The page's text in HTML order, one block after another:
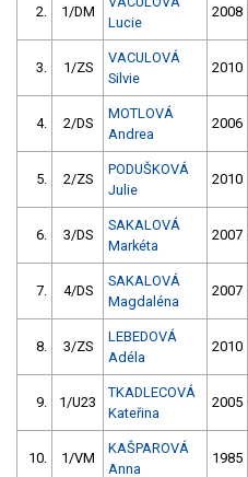
2. 1/DM
Lucie
2008
3. 1/ZS
VACULOVÁ
Silvie
2010
4. 2/DS
MOTLOVÁ
Andrea
2006
5. 2/ZS
PODUŠKOVÁ
Julie
2010
6. 3/DS
SAKALOVÁ
Markéta
2007
7. 4/DS
SAKALOVÁ
Magdaléna
2007
8. 3/ZS
LEBEDOVÁ
Adéla
2010
9. 1/U23
TKADLECOVÁ
Kateřina
2005
10. 1/VM
KAŠPAROVÁ
Anna
1985